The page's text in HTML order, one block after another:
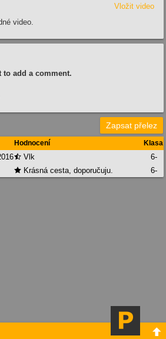
Vložit video
video.
add a comment.
Zapsat přelez
Hodnocení Klasa
 Vlk
6-
 Krásná cesta, doporučuju. 6-
